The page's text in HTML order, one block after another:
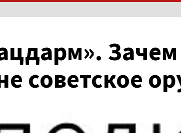
Зачем
советское